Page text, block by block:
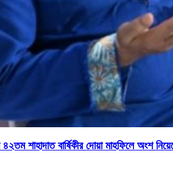
শাহাদাত বার্ষিকীর দোয়া মাহফিলে অংশ